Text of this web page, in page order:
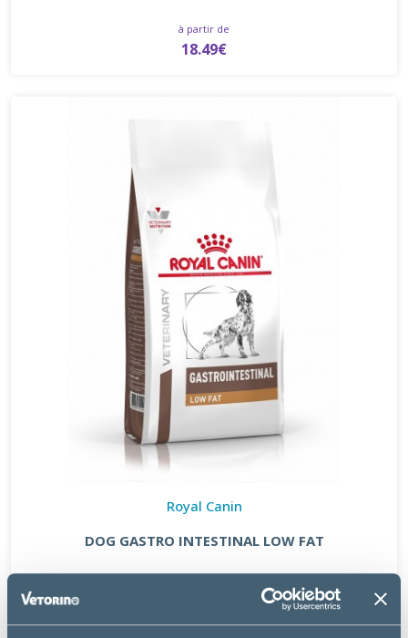
à partir de
18.49€
Royal Canin
DOG GASTRO INTESTINAL LOW FAT